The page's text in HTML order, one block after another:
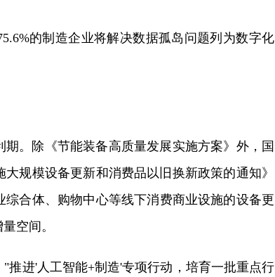
的制造企业将解决数据孤岛问题列为数字化
。除《节能装备高质量发展实施方案》外，国
规模设备更新和消费品以旧换新政策的通知》
合体、购物中心等线下消费商业设施的设备更
空间。
推进'人工智能+制造'专项行动，培育一批重点行